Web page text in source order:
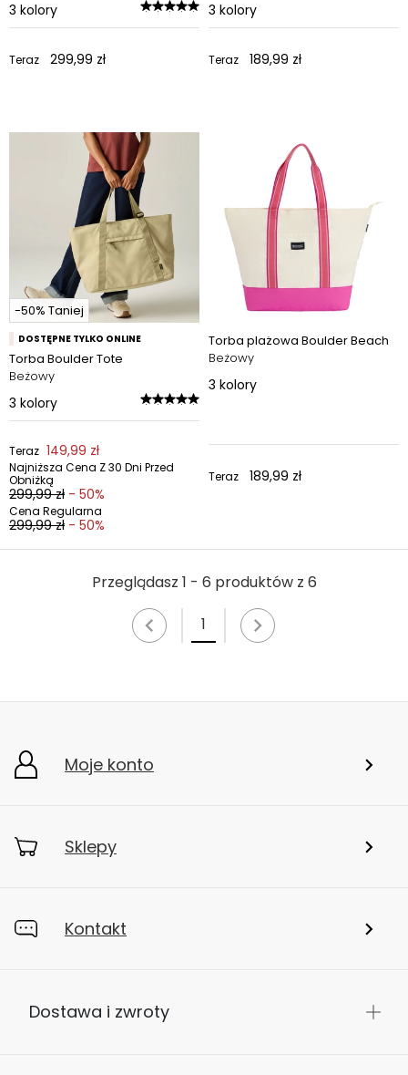
3 kolory
Teraz 299,99 zł
3 kolory
Teraz 189,99 zł
-50% Taniej
DOSTĘPNE TYLKO ONLINE
Torba Boulder Tote
Beżowy
3 kolory
Teraz 149,99 zł
Najniższa Cena Z 30 Dni Przed
Obniżką
299,99 zł - 50%
Cena Regularna
299,99 zł - 50%
Torba plażowa Boulder Beach
Beżowy
3 kolory
Teraz 189,99 zł
Przeglądasz 1 - 6 produktów z 6
1
Moje konto
Sklepy
Kontakt
Dostawa i zwroty